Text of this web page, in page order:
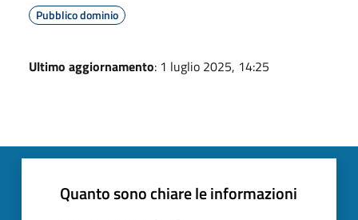
Pubblico dominio
Ultimo aggiornamento: 1 luglio 2025, 14:25
Quanto sono chiare le informazioni